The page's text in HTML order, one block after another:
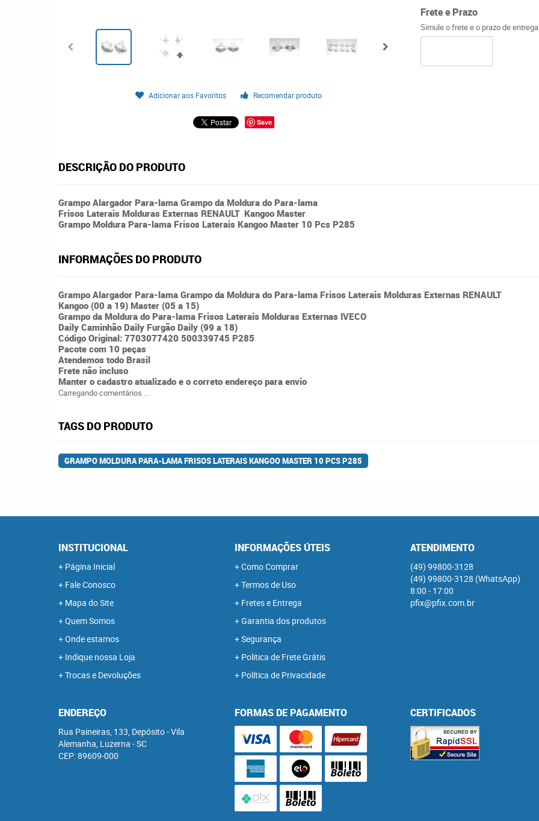
Adicionar aos Favoritos Recomendar produto
Save
Frete e Prazo
Simule o frete e o prazo de
DESCRIÇÃO DO PRODUTO
Grampo Alargador Para-lama Grampo da Moldura do Para-lama
Frisos Laterais Molduras Externas RENAULT Kangoo Master
Grampo Moldura Para-lama Frisos Laterais Kangoo Master 10 Pcs P285
INFORMAÇÕES DO PRODUTO
Grampo Alargador Para-lama Grampo da Moldura do Para-lama Frisos Laterais Molduras Externas RENAULT
Kangoo (00 a 19) Master (05 a 15)
Grampo da Moldura do Para-lama Frisos Laterais Molduras Externas IVECO
Daily Caminhão Daily Furgão Daily (99 a 18)
Código Original: 7703077420 500339745 P285
Pacote com 10 peças
Atendemos todo Brasil
Frete não incluso
Manter o cadastro atualizado e o correto endereço para envio
Carregando comentários ...
TAGS DO PRODUTO
GRAMPO MOLDURA PARA-LAMA FRISOS LATERAIS KANGOO MASTER 10 PCS P285
INSTITUCIONAL
Página Inicial
Fale Conosco
Mapa do Site
Quem Somos
Onde estamos
Indique nossa Loja
Trocas e Devoluções
INFORMAÇÕES ÚTEIS
Como Comprar
Termos de Uso
Fretes e Entrega
Garantia dos produtos
Segurança
Politica de Frete Grátis
Política de Privacidade
ATENDIMENTO
(49) 99800-3128
(49) 99800-3128 (WhatsApp)
8:00 - 17:00
pfix@pfix.com.br
ENDEREÇO
Rua Paineiras, 133, Depósito-Vila
Alemanha, Luzerna -SC
CEP: 89609-000
FORMAS DE PAGAMENTO CERTIFICADOS